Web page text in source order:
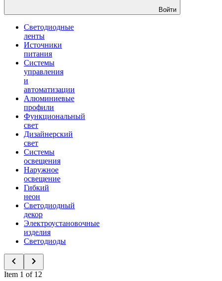
Войти
Светодиодные
ленты
Источники
питания
Системы
управления
и
автоматизации
Алюминиевые
профили
Функциональный
свет
Дизайнерский
свет
Системы
освещения
Наружное
освещение
Гибкий
неон
Светодиодный
декор
Электроустановочные
изделия
Светодиоды
Item 1 of 12